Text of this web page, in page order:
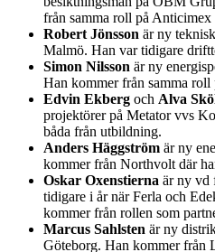
från samma roll på Anticimex
Robert Jönsson är ny
Malmö. Han var tidigare
Simon Nilsson är ny
Han kommer från samma roll
Edvin Ekberg och Alva
projektörer på Metator vvs
båda från utbildning.
Anders Häggström är ny
kommer från Northvolt där
Oskar Oxenstierna är ny vd
tidigare i år när Ferla och
kommer från rollen som
Marcus Sahlsten är ny
Göteborg. Han kommer från